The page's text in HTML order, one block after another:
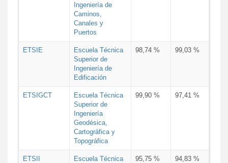
Ingeniería de
Caminos,
Canales y
Puertos
ETSIE
Escuela Técnica
Superior de
Ingeniería de
Edificación
98,74 % 99,03 %
ETSIGCT
Escuela Técnica
Superior de
Ingeniería
Geodésica,
Cartográfica y
Topográfica
99,90 % 97,41 %
ETSII
Escuela Técnica
95,75 % 94,83 %